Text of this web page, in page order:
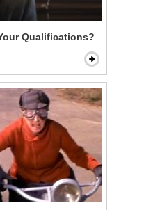
Qualifications?